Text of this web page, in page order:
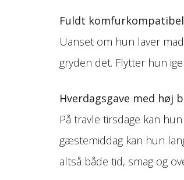
Fuldt komfurkompatibel
Uanset om hun laver
gryden det. Flytter hun
Hverdagsgave med høj
På travle tirsdage kan
gæstemiddag kan hun
altså både tid, smag og